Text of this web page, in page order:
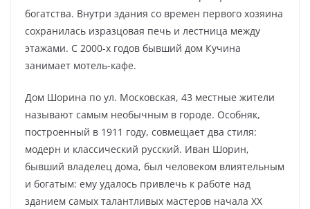
богатства. Внутри здания со времен первого хозяина
сохранилась изразцовая печь и лестница между
этажами. С 2000-х годов бывший дом Кучина
занимает мотель-кафе.
Дом Шорина по ул. Московская, 43 местные жители
называют самым необычным в городе. Особняк,
построенный в 1911 году, совмещает два стиля:
модерн и классический русский. Иван Шорин,
бывший владелец дома, был человеком влиятельным
и богатым: ему удалось привлечь к работе над
зданием самых талантливых мастеров начала XX